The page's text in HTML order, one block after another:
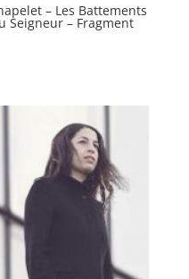
– Les Battements
Seigneur – Fragment